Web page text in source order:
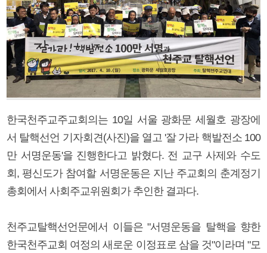
한국천주교주교회의는 10일 서울 광화문 세월호 광장에
서 탈핵선언 기자회견(사진)을 열고 '잘 가라 핵발전소 100
만 서명운동'을 진행한다고 밝혔다. 전 교구 사제와 수도
회, 평신도가 참여할 서명운동은 지난 주교회의 춘계정기
총회에서 사회주교위원회가 추인한 결과다.
천주교탈핵선언문에서 이들은 "서명운동을 탈핵을 향한
한국천주교회 여정의 새로운 이정표로 삼을 것"이라며 "모